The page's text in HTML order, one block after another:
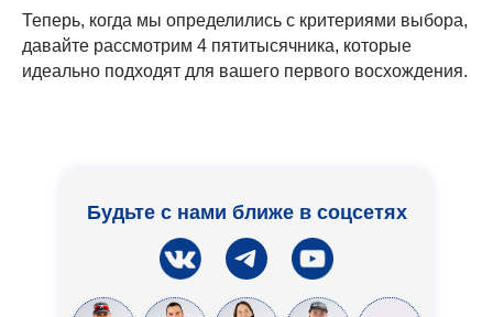
Теперь, когда мы определились с критериями выбора,
давайте рассмотрим 4 пятитысячника, которые
идеально подходят для вашего первого восхождения.
Будьте с нами ближе в соцсетях